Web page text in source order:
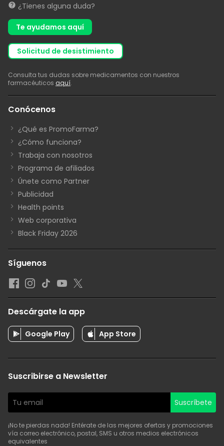
¿Tienes alguna duda?
Te ayudamos aquí
solicitud de desistimiento
Consulta tus dudas sobre medicamentos con nuestros
farmacéuticos aquí.
Conócenos
¿Qué es PromoFarma?
¿Cómo funciona?
Trabaja con nosotros
Programa de afiliados
Únete como Partner
Publicidad
Health points
Web corporativa
Black Friday 2026
Síguenos
Descárgate la app
Google Play App Store
Suscribirse a Newsletter
Suscríbete
¡No te pierdas nada! Entérate de las mejores ofertas y promociones
vía correo electrónico, postal, SMS u otros medios electrónicos
equivalentes